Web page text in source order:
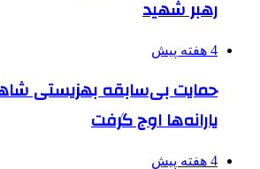
رهبر شهید
4 هفته پیش
حمایت بی‌سابقه بهزیستی
یارانه‌ها اوج گرفت
4 هفته پیش